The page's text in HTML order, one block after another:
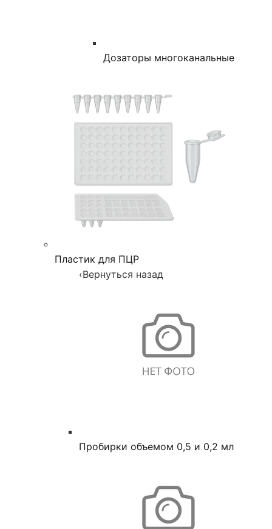
Дозаторы многоканальные
Пластик для ПЦР
‹Вернуться назад
Пробирки объемом 0,5 и 0,2 мл